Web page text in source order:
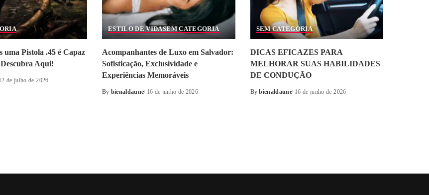
uma Pistola .45 é Capaz
Aqui!
de julho de 2026
ESTILO DE VIDASEM CATEGORIA
Acompanhantes de Luxo em Salvador:
Sofisticação, Exclusividade e
Experiências Memoráveis
Posted
By bienaldaune 16 de junho de 2026
SEM CATEGORIA
DICAS EFICAZES PARA
MELHORAR SUAS HABILIDADES
DE CONDUÇÃO
Posted
By bienaldaune 16 de junho de 2026